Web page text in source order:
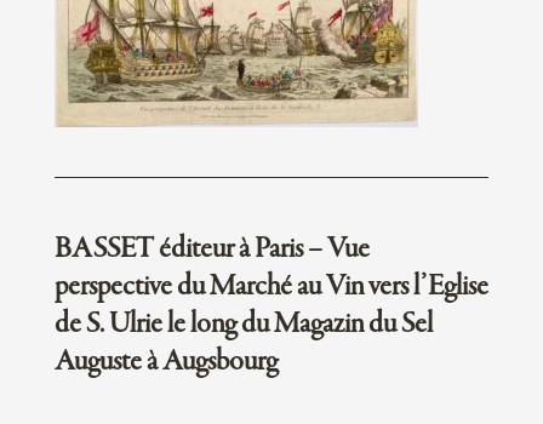
BASSET éditeur à Paris – Vue
perspective du Marché au Vin vers l’Eglise
de S. Ulrie le long du Magazin du Sel
Auguste à Augsbourg